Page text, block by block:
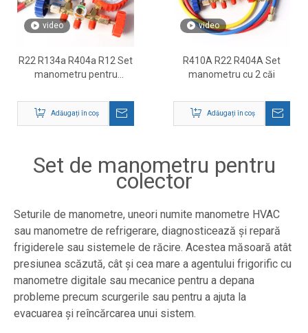
video
R22 R134a R404a R12 Set
manometru pentru
Adăugați în coș
video
R410A R22 R404A Set
manometru cu 2 căi
Adăugați în coș
Set de manometru pentru
colector
Seturile de manometre, uneori numite manometre HVAC
sau manometre de refrigerare, diagnosticează și repară
frigiderele sau sistemele de răcire. Acestea măsoară atât
presiunea scăzută, cât și cea mare a agentului frigorific cu
manometre digitale sau mecanice pentru a depana
probleme precum scurgerile sau pentru a ajuta la
evacuarea și reîncărcarea unui sistem.